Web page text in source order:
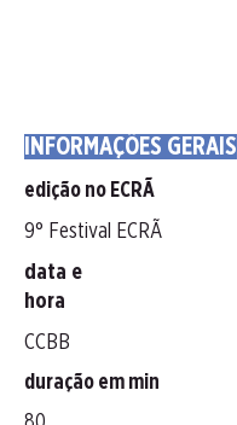
INFORMAÇÕES GERAIS
edição no ECRÃ
9° Festival ECRÃ
data e
hora
CCBB
duração em min